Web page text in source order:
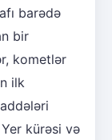
barədə
bir
kometlər
ilk
Yer kürəsi və